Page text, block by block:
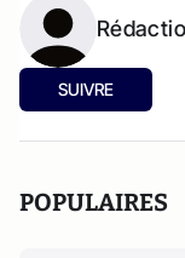
SUIVRE
POPULAIRES